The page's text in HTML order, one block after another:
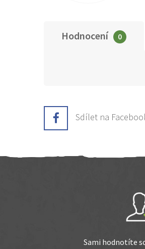
Hodnocení 0
Sdílet na
Sami hodnotíte